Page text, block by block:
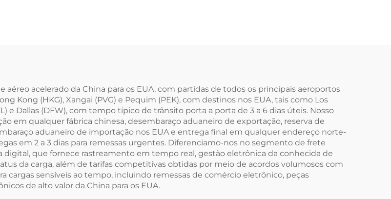
acelerado da China para os EUA, com partidas de todos os principais aeroportos
Kong (HKG), Xangai (PVG) e Pequim (PEK), com destinos nos EUA, tais como Los
e Dallas (DFW), com tempo típico de trânsito porta a porta de 3 a 6 dias úteis. Nosso
em qualquer fábrica chinesa, desembaraço aduaneiro de exportação, reserva de
aduaneiro de importação nos EUA e entrega final em qualquer endereço norte-
em 2 a 3 dias para remessas urgentes. Diferenciamo-nos no segmento de frete
digital, que fornece rastreamento em tempo real, gestão eletrônica da conhecida de
da carga, além de tarifas competitivas obtidas por meio de acordos volumosos com
cargas sensíveis ao tempo, incluindo remessas de comércio eletrônico, peças
de alto valor da China para os EUA.